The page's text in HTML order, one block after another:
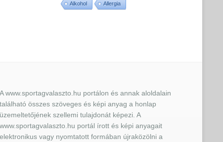
Alkohol Allergia
A www.sportagvalaszto.hu portálon és annak aloldalain
található összes szöveges és képi anyag a honlap
üzemeltetőjének szellemi tulajdonát képezi. A
www.sportagvalaszto.hu portál írott és képi anyagait
elektronikus vagy nyomtatott formában újraközölni a